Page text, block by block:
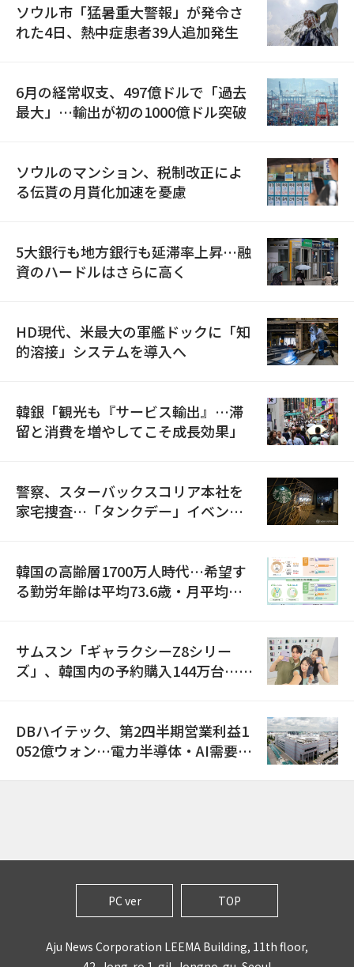
ソウル市「猛暑重大警報」が発令さ
れた4日、熱中症患者39人追加発生
6月の経常収支、497億ドルで「過去
最大」…輸出が初の1000億ドル突破
ソウルのマンション、税制改正によ
る伝貰の月貰化加速を憂慮
5大銀行も地方銀行も延滞率上昇…融
資のハードルはさらに高く
HD現代、米最大の軍艦ドックに「知
的溶接」システムを導入へ
韓銀「観光も『サービス輸出』…滞
留と消費を増やしてこそ成長効果」
警察、スターバックスコリア本社を
家宅捜査…「タンクデー」イベント
韓国の高齢層1700万人時代…希望す
る勤労年齢は平均73.6歳・月平均賃
サムスン「ギャラクシーZ8シリー
ズ」、韓国内の予約購入144万台…
DBハイテック、第2四半期営業利益1
052億ウォン…電力半導体・AI需要増
PC ver TOP
Aju News Corporation LEEMA Building, 11th floor,